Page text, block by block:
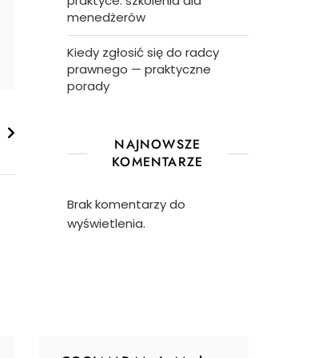
menedżerów
Kiedy zgłosić się do radcy
prawnego — praktyczne
porady
NAJNOWSZE
KOMENTARZE
Brak komentarzy do
wyświetlenia.